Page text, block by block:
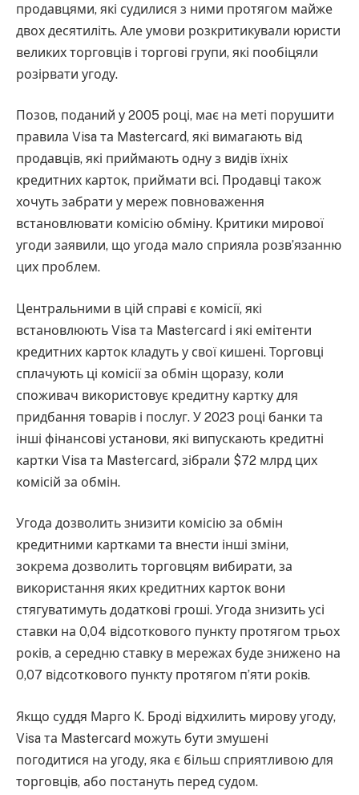
продавцями, які судилися з ними протягом майже
двох десятиліть. Але умови розкритикували юристи
великих торговців і торгові групи, які пообіцяли
розірвати угоду.
Позов, поданий у 2005 році, має на меті порушити
правила Visa та Mastercard, які вимагають від
продавців, які приймають одну з видів їхніх
кредитних карток, приймати всі. Продавці також
хочуть забрати у мереж повноваження
встановлювати комісію обміну. Критики мирової
угоди заявили, що угода мало сприяла розв’язанню
цих проблем.
Центральними в цій справі є комісії, які
встановлюють Visa та Mastercard і які емітенти
кредитних карток кладуть у свої кишені. Торговці
сплачують ці комісії за обмін щоразу, коли
споживач використовує кредитну картку для
придбання товарів і послуг. У 2023 році банки та
інші фінансові установи, які випускають кредитні
картки Visa та Mastercard, зібрали $72 млрд цих
комісій за обмін.
Угода дозволить знизити комісію за обмін
кредитними картками та внести інші зміни,
зокрема дозволить торговцям вибирати, за
використання яких кредитних карток вони
стягуватимуть додаткові гроші. Угода знизить усі
ставки на 0,04 відсоткового пункту протягом трьох
років, а середню ставку в мережах буде знижено на
0,07 відсоткового пункту протягом п’яти років.
Якщо суддя Марго К. Броді відхилить мирову угоду,
Visa та Mastercard можуть бути змушені
погодитися на угоду, яка є більш сприятливою для
торговців, або постануть перед судом.